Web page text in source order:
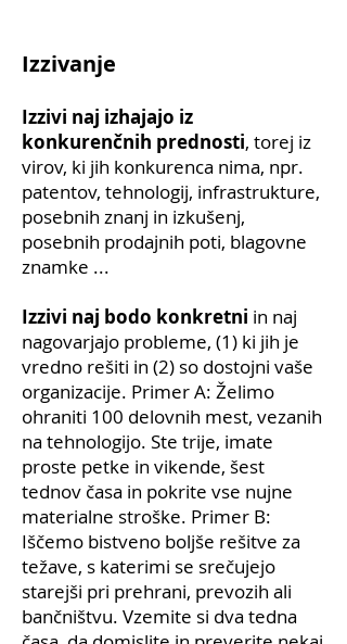
Izzivanje
Izzivi naj izhajajo iz
konkurenčnih prednosti, torej iz
virov, ki jih konkurenca nima, npr.
patentov, tehnologij, infrastrukture,
posebnih znanj in izkušenj,
posebnih prodajnih poti, blagovne
znamke ...
Izzivi naj bodo konkretni in naj
nagovarjajo probleme, (1) ki jih je
vredno rešiti in (2) so dostojni vaše
organizacije. Primer A: Želimo
ohraniti 100 delovnih mest, vezanih
na tehnologijo. Ste trije, imate
proste petke in vikende, šest
tednov časa in pokrite vse nujne
materialne stroške. Primer B:
Iščemo bistveno boljše rešitve za
težave, s katerimi se srečujejo
starejši pri prehrani, prevozih ali
bančništvu. Vzemite si dva tedna